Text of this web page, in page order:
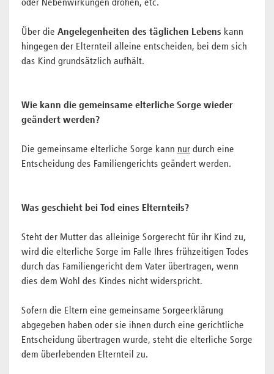
oder Nebenwirkungen drohen, etc.
Über die Angelegenheiten des täglichen Lebens kann
hingegen der Elternteil alleine entscheiden, bei dem sich
das Kind grundsätzlich aufhält.
Wie kann die gemeinsame elterliche Sorge wieder
geändert werden?
Die gemeinsame elterliche Sorge kann nur durch eine
Entscheidung des Familiengerichts geändert werden.
Was geschieht bei Tod eines Elternteils?
Steht der Mutter das alleinige Sorgerecht für ihr Kind zu,
wird die elterliche Sorge im Falle Ihres frühzeitigen Todes
durch das Familiengericht dem Vater übertragen, wenn
dies dem Wohl des Kindes nicht widerspricht.
Sofern die Eltern eine gemeinsame Sorgeerklärung
abgegeben haben oder sie ihnen durch eine gerichtliche
Entscheidung übertragen wurde, steht die elterliche Sorge
dem überlebenden Elternteil zu.